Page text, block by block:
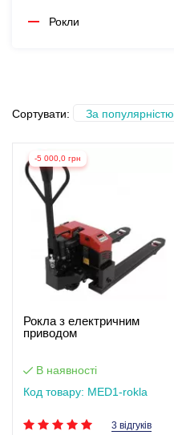
Рокли
Сортувати: За популярністю
-5 000,0 грн
Рокла з електричним
приводом
В наявності
Код товару: MED1-rokla
3 відгуків